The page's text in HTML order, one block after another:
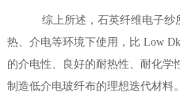
综上所述，石英纤维电子纱
热、介电等环境下使用， 比 Low
的介电性、良好的耐热性、耐化学
制造低介电玻纤布的理想迭代材料。